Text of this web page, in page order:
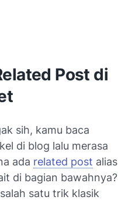
Post di
sih, kamu baca
di blog lalu merasa
ada related post alias
di bagian bawahnya?
satu trik klasik